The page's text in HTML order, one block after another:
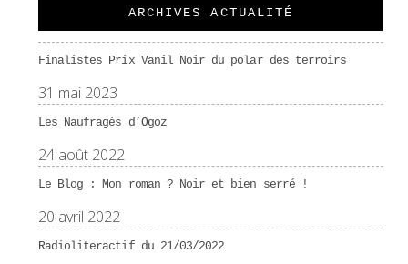
ARCHIVES ACTUALITÉ
Finalistes Prix Vanil Noir du polar des terroirs
31 mai 2023
Les Naufragés d’Ogoz
24 août 2022
Le Blog : Mon roman ? Noir et bien serré !
20 avril 2022
Radioliteractif du 21/03/2022